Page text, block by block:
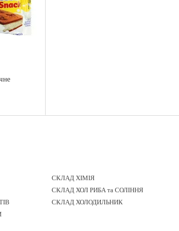
СКЛАД ХІМІЯ
СКЛАД ХОЛ РИБА та СОЛІННЯ
СКЛАД ХОЛОДИЛЬНИК